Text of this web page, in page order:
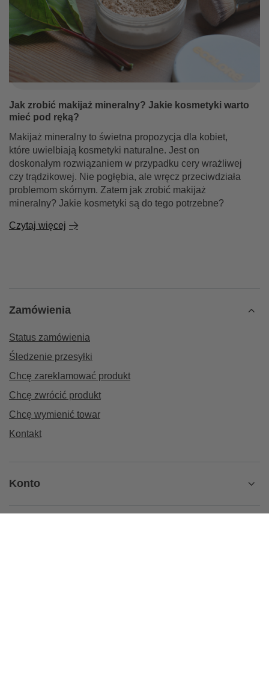
Jak zrobić makijaż mineralny? Jakie kosmetyki warto
mieć pod ręką?
Makijaż mineralny to świetna propozycja dla kobiet,
które uwielbiają kosmetyki naturalne. Jest on
doskonałym rozwiązaniem w przypadku cery wrażliwej
czy trądzikowej. Nie pogłębia, ale wręcz przeciwdziała
problemom skórnym. Zatem jak zrobić makijaż
mineralny? Jakie kosmetyki są do tego potrzebne?
Czytaj więcej
Zamówienia
Status zamówienia
Śledzenie przesyłki
Chcę zareklamować produkt
Chcę zwrócić produkt
Chcę wymienić towar
Kontakt
Konto